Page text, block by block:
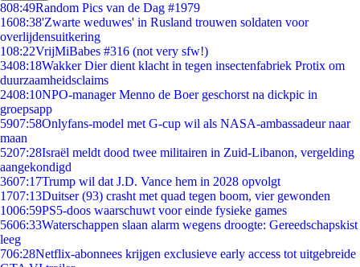
808:49Random Pics van de Dag #1979
1608:38'Zwarte weduwes' in Rusland trouwen soldaten voor
overlijdensuitkering
108:22VrijMiBabes #316 (not very sfw!)
3408:18Wakker Dier dient klacht in tegen insectenfabriek Protix om
duurzaamheidsclaims
2408:10NPO-manager Menno de Boer geschorst na dickpic in
groepsapp
5907:58Onlyfans-model met G-cup wil als NASA-ambassadeur naar
maan
5207:28Israël meldt dood twee militairen in Zuid-Libanon, vergelding
aangekondigd
3607:17Trump wil dat J.D. Vance hem in 2028 opvolgt
1707:13Duitser (93) crasht met quad tegen boom, vier gewonden
1006:59PS5-doos waarschuwt voor einde fysieke games
5606:33Waterschappen slaan alarm wegens droogte: Gereedschapskist
leeg
706:28Netflix-abonnees krijgen exclusieve early access tot uitgebreide